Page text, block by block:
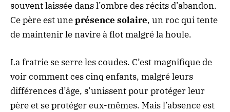
souvent laissée dans l’ombre des récits d’abandon.
Ce père est uneprésence solaire, un roc qui tente
de maintenir le navire à flot malgré la houle.
La fratrie se serre les coudes. C’est magnifique de
voir comment ces cinq enfants, malgré leurs
différences d’âge, s’unissent pour protéger leur
père et se protéger eux-mêmes. Mais l’absence est